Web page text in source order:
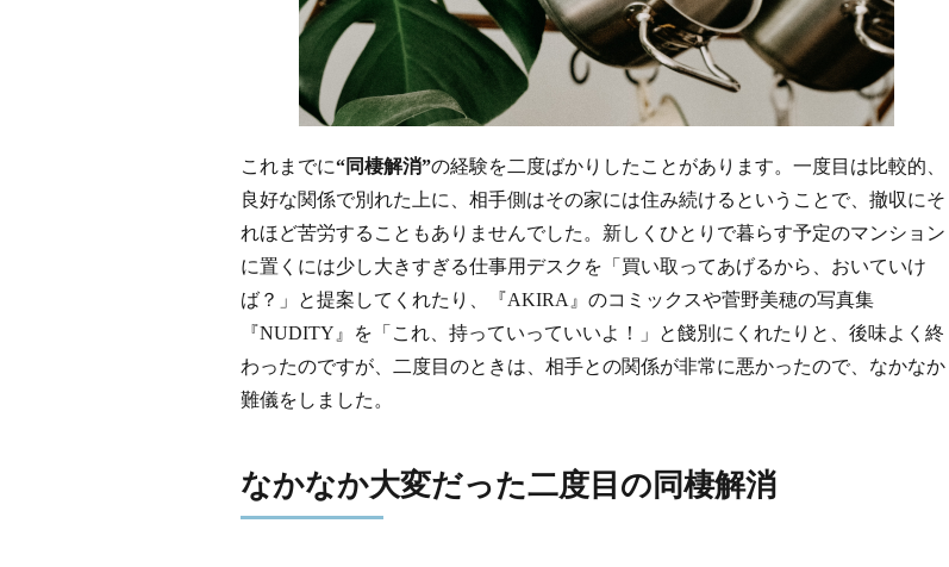
これまでに“同棲解消”の経験を二度ばかりしたことがあります。一度目は比較的、
良好な関係で別れた上に、相手側はその家には住み続けるということで、撤収にそ
れほど苦労することもありませんでした。新しくひとりで暮らす予定のマンション
に置くには少し大きすぎる仕事用デスクを「買い取ってあげるから、おいていけ
ば？」と提案してくれたり、『AKIRA』のコミックスや菅野美穂の写真集
『NUDITY』を「これ、持っていっていいよ！」と餞別にくれたりと、後味よく終
わったのですが、二度目のときは、相手との関係が非常に悪かったので、なかなか
難儀をしました。
なかなか大変だった二度目の同棲解消